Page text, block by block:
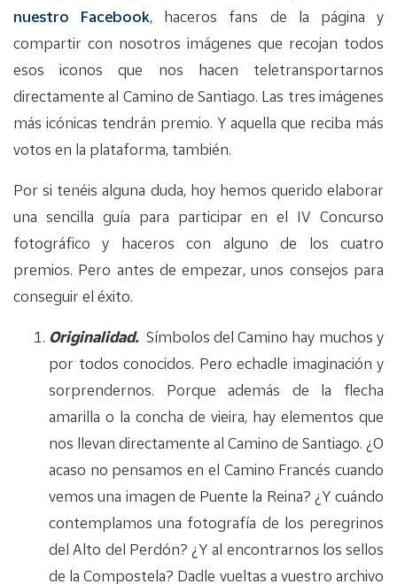
nuestro Facebook, haceros fans de la página y
compartir con nosotros imágenes que recojan todos
esos iconos que nos hacen teletransportarnos
directamente al Camino de Santiago. Las tres imágenes
más icónicas tendrán premio. Y aquella que reciba más
votos en la plataforma, también.
Por si tenéis alguna duda, hoy hemos querido elaborar
una sencilla guía para participar en el IV Concurso
fotográfico y haceros con alguno de los cuatro
premios. Pero antes de empezar, unos consejos para
conseguir el éxito.
Originalidad. Símbolos del Camino hay muchos y
por todos conocidos. Pero echadle imaginación y
sorprendernos. Porque además de la flecha
amarilla o la concha de vieira, hay elementos que
nos llevan directamente al Camino de Santiago. ¿O
acaso no pensamos en el Camino Francés cuando
vemos una imagen de Puente la Reina? ¿Y cuándo
contemplamos una fotografía de los peregrinos
del Alto del Perdón? ¿Y al encontrarnos los sellos
de la Compostela? Dadle vueltas a vuestro archivo